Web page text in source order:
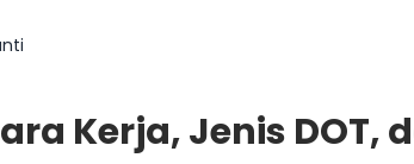
Kerja, Jenis DOT,